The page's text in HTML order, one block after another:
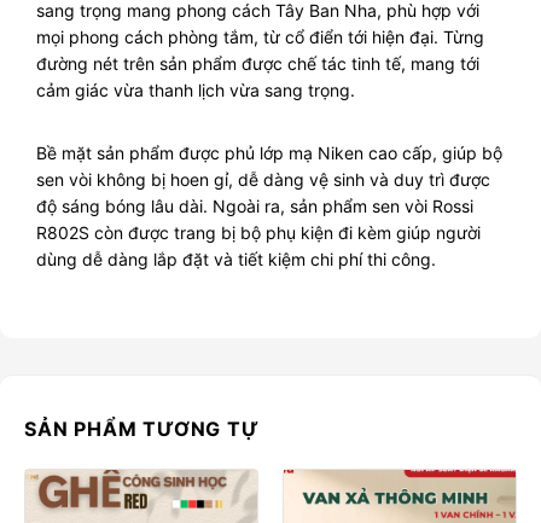
sang trọng mang phong cách Tây Ban Nha, phù hợp với
mọi phong cách phòng tắm, từ cổ điển tới hiện đại. Từng
đường nét trên sản phẩm được chế tác tinh tế, mang tới
cảm giác vừa thanh lịch vừa sang trọng.
Bề mặt sản phẩm được phủ lớp mạ Niken cao cấp, giúp bộ
sen vòi không bị hoen gỉ, dễ dàng vệ sinh và duy trì được
độ sáng bóng lâu dài. Ngoài ra, sản phẩm sen vòi Rossi
R802S còn được trang bị bộ phụ kiện đi kèm giúp người
dùng dễ dàng lắp đặt và tiết kiệm chi phí thi công.
SẢN PHẨM TƯƠNG TỰ